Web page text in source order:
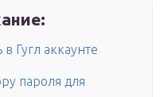
Гугл аккаунте
пароля для